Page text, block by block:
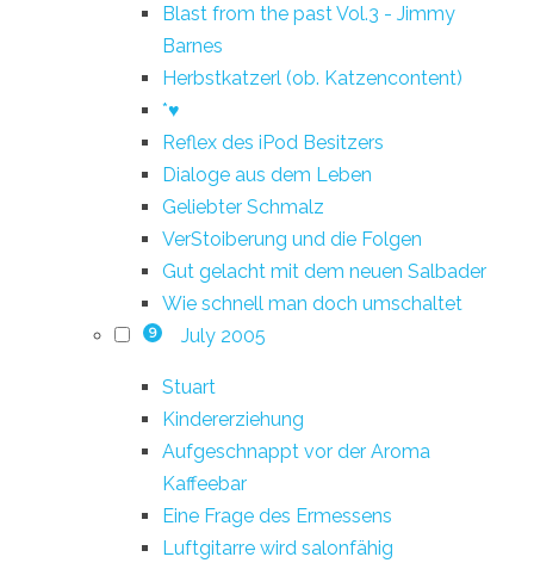
Blast from the past Vol.3 - Jimmy
Barnes
Herbstkatzerl (ob. Katzencontent)
*♥
Reflex des iPod Besitzers
Dialoge aus dem Leben
Geliebter Schmalz
VerStoiberung und die Folgen
Gut gelacht mit dem neuen Salbader
Wie schnell man doch umschaltet
9 July 2005
Stuart
Kindererziehung
Aufgeschnappt vor der Aroma
Kaffeebar
Eine Frage des Ermessens
Luftgitarre wird salonfähig